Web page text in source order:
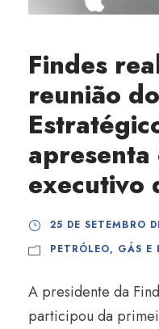
Findes
reunião
apresenta
executivo
25 DE SETEMBRO
PETRÓLEO, GÁS E
A presidente da
participou da